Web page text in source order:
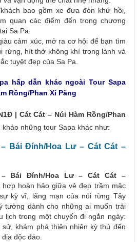
bao gồm xe đưa đón khứ hồi,
quan các điểm đến trong chương
Sa Pa.
cảm xúc, mở ra cơ hội để bạn tìm
rừng, hít thở không khí trong lành và
tuyệt đẹp của Sa Pa.
hấp dẫn khác ngoài Tour Sapa
Rồng/Phan Xi Păng
| Cát Cát – Núi Hàm Rồng/Phan
khảo những tour Sapa khác như:
Bái Đính/Hoa Lư – Cát Cát –
Bái Đính/Hoa Lư – Cát Cát –
hoàn hảo giữa vẻ đẹp trầm mặc
kỳ vĩ, lãng mạn của núi rừng Tây
tưởng dành cho những ai muốn trải
lịch trong một chuyến đi ngắn ngày:
khám phá thiên nhiên kỳ thú đến
độc đáo.